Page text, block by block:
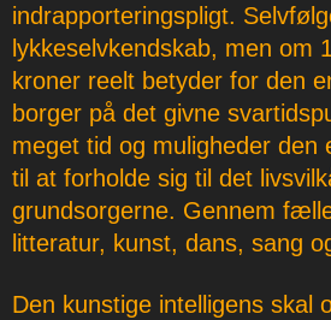
indrapporteringspligt.
lykkeselvkendskab, men om
kroner reelt betyder for den
borger på det givne
meget tid og muligheder den
til at forholde sig til det
grundsorgerne. Gennem
litteratur, kunst, dans, sang
Den kunstige intelligens skal